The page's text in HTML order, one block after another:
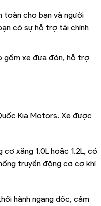
toàn cho bạn và người
có sự hỗ trợ tài chính
gồm xe đưa đón, hỗ trợ
Kia Motors. Xe được
xăng 1.0L hoặc 1.2L, có
truyền động cơ cơ khí
hành ngang dốc, cảm